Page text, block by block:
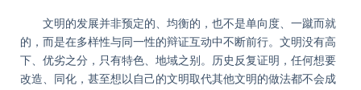
文明的发展并非预定的、均衡的，也不是单向度、一蹴而就
的，而是在多样性与同一性的辩证互动中不断前行。文明没有高
下、优劣之分，只有特色、地域之别。历史反复证明，任何想要
改造、同化，甚至想以自己的文明取代其他文明的做法都不会成